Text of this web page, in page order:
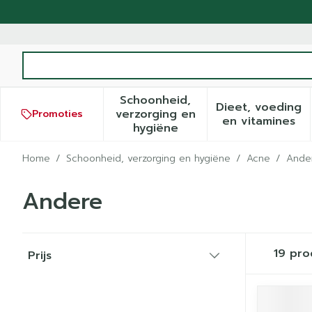
Promoties
Schoonheid,
verzorging en
hygiëneToon submenu voor
Dieet, voeding
en vitamines
Toon
Home / Schoonheid, verzorging en hygiëne / Acne /
Andere
Prijs
19